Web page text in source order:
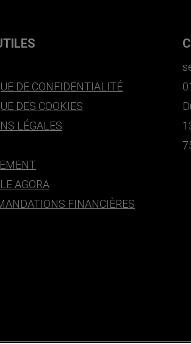
DE CONFIDENTIALITÉ
DES COOKIES
LÉGALES
AGORA
FINANCIÈRES